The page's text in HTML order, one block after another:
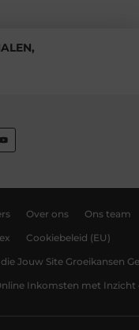
Over ons Ons team
Cookiebeleid (EU)
Jouw Site Groeikansen
Inkomsten met Inzicht